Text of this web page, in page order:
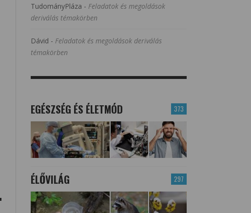
TudományPláza - Feladatok és megoldások
deriválás témakörben
Dávid - Feladatok és megoldások deriválás
témakörben
373
EGÉSZSÉG ÉS ÉLETMÓD
297
ÉLŐVILÁG